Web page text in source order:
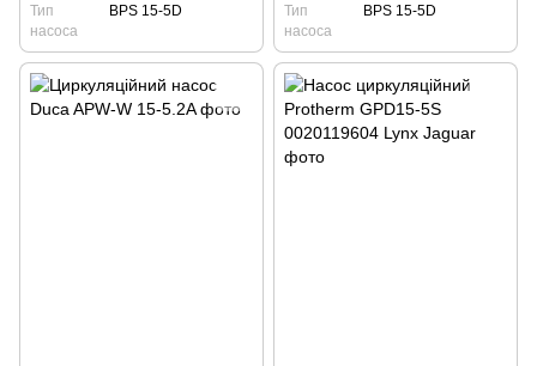
Тип
насоса
BPS 15-5D
Тип
насоса
BPS 15-5D